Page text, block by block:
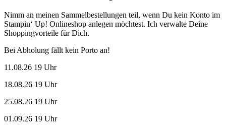
Nimm an meinen Sammelbestellungen teil, wenn Du kein Konto im
Stampin‘ Up! Onlineshop anlegen möchtest. Ich verwalte Deine
Shoppingvorteile für Dich.
Bei Abholung fällt kein Porto an!
11.08.26 19 Uhr
18.08.26 19 Uhr
25.08.26 19 Uhr
01.09.26 19 Uhr